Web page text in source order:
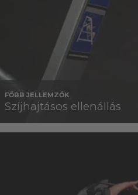
FŐBB JELLEMZŐK
Szíjhajtásos ellenállás